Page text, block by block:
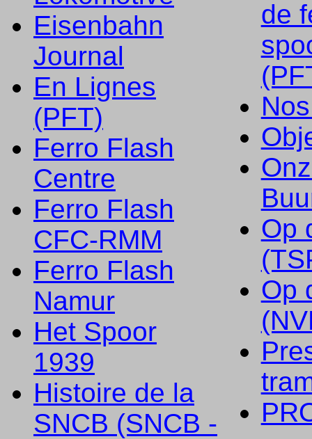
Eisenbahn
Journal
En Lignes
(PFT)
Ferro Flash
Centre
Ferro Flash
CFC-RMM
Ferro Flash
Namur
Het Spoor
1939
Histoire de la
SNCB (SNCB -
de
Op
Op